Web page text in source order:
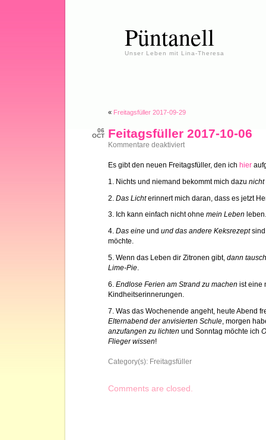
Püntanell
Unser Leben mit Lina-Theresa
« Freitagsfüller 2017-09-29
06
OCT
Feitagsfüller 2017-10-06
Kommentare deaktiviertfür
10-
Es gibt den neuen Freitagsfüller, den ich hier
1. Nichts und niemand bekommt mich dazu nicht
2. Das Lichterinnert mich daran, dass es jetzt
3. Ich kann einfach nicht ohne mein Leben leben.
4. Das eine und und das andere Keksrezept
möchte.
5. Wenn das Leben dir Zitronen gibt, dann
Lime-Pie.
6. Endlose Ferien am Strand zu machen ist eine
Kindheitserinnerungen.
7. Was das Wochenende angeht, heute Abend
Elternabend der anvisierten Schule , morgen
anzufangen zu lichten und Sonntag möchte ich
Flieger wissen!
Category(s): Freitagsfüller
Comments are closed.